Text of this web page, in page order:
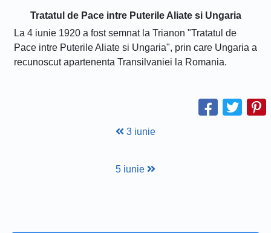
Tratatul de Pace intre Puterile Aliate si Ungaria
La 4 iunie 1920 a fost semnat la Trianon "Tratatul de
Pace intre Puterile Aliate si Ungaria", prin care Ungaria a
recunoscut apartenenta Transilvaniei la Romania.
3 iunie
5 iunie